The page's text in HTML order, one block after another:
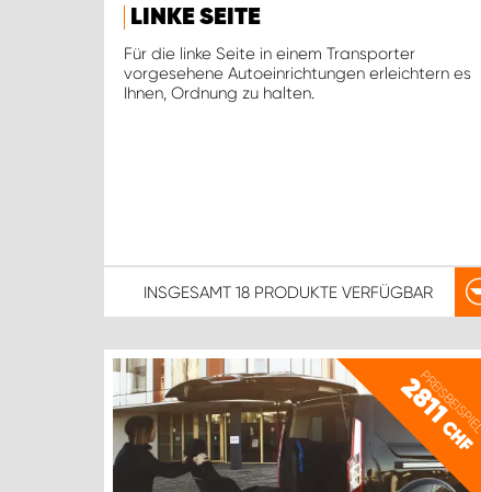
LINKE SEITE
Für die linke Seite in einem Transporter
vorgesehene Autoeinrichtungen erleichtern es
Ihnen, Ordnung zu halten.
INSGESAMT 18 PRODUKTEVERFÜGBAR
PREISBEISPIEL
2811
CHF